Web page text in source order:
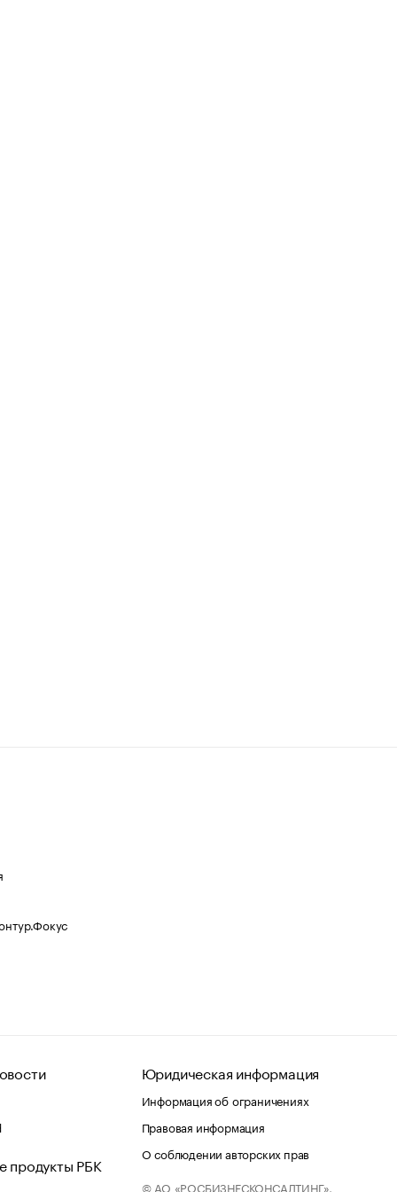
продукты РБК
Юридическая информация
Информация об ограничениях
Правовая информация
О соблюдении авторских прав
© АО «РОСБИЗНЕСКОНСАЛТИНГ»,